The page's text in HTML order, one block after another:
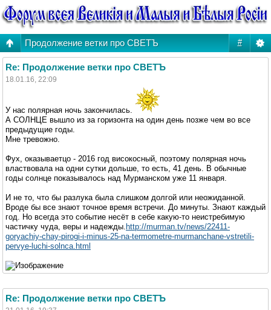
#
Продолжение ветки про СВЕТЪ
Re: Продолжение ветки про СВЕТЪ
18.01.16, 22:09
У нас полярная ночь закончилась.
А СОЛНЦЕ вышло из за горизонта на один день позже чем во все
предыдущие годы.
Мне тревожно.
Фух, оказываетцо - 2016 год високосный, поэтому полярная ночь
властвовала на одни сутки дольше, то есть, 41 день. В обычные
годы солнце показывалось над Мурманском уже 11 января.
И не то, что бы разлука была слишком долгой или неожиданной.
Вроде бы все знают точное время встречи. До минуты. Знают каждый
год. Но всегда это событие несёт в себе какую-то неистребимую
частичку чуда, веры и надежды. http://murman.tv/news/22411-
goryachiy-chay-pirogi-i-minus-25-na-termometre-murmanchane-vstretili-
pervye-luchi-solnca.html
Re: Продолжение ветки про СВЕТЪ